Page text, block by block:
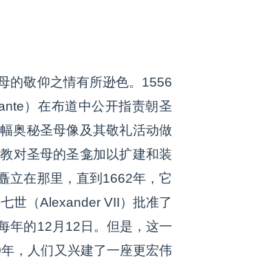
的敬仰之情有所逊色。1556
）在布道中公开指责朝圣
奥秘圣母像及其敬礼活动做
对圣母的圣龛加以扩建和装
立在那里，直到1662年，它
世（Alexander VII）批准了
年的12月12日。但是，这一
，人们又兴建了一座更宏伟